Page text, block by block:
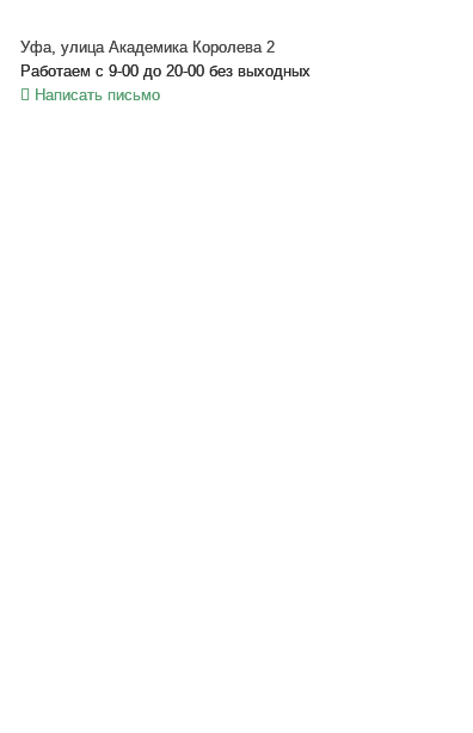
Уфа, улица Академика Королева 2
Работаем с 9-00 до 20-00 без выходных
Написать письмо